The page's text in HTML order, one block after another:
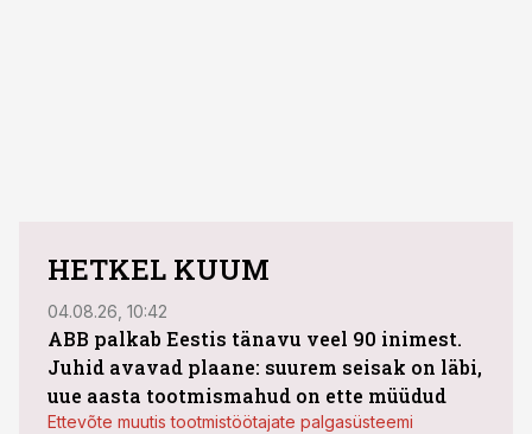
HETKEL KUUM
04.08.26, 10:42
ABB palkab Eestis tänavu veel 90 inimest.
Juhid avavad plaane: suurem seisak on läbi,
uue aasta tootmismahud on ette müüdud
Ettevõte muutis tootmistöötajate palgasüsteemi